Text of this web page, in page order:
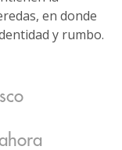
en donde
y rumbo.